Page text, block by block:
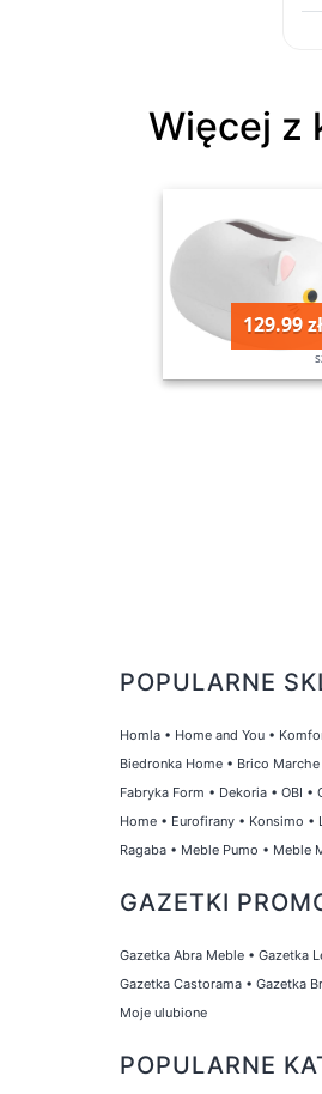
Więcej z
129.99 zł
POPULARNE
Homla • Home and You •
Biedronka Home • Brico Marche
Fabryka Form • Dekoria • OBI •
Home • Eurofirany • Konsimo •
Ragaba • Meble Pumo • Meble
GAZETKI
Gazetka Abra Meble • Gazetka
Gazetka Castorama • Gazetka
Moje ulubione
POPULARNE